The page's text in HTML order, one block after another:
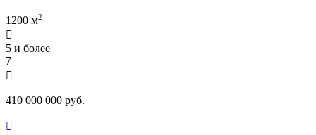
1200 м2

5 и более
7

410 000 000 руб.
